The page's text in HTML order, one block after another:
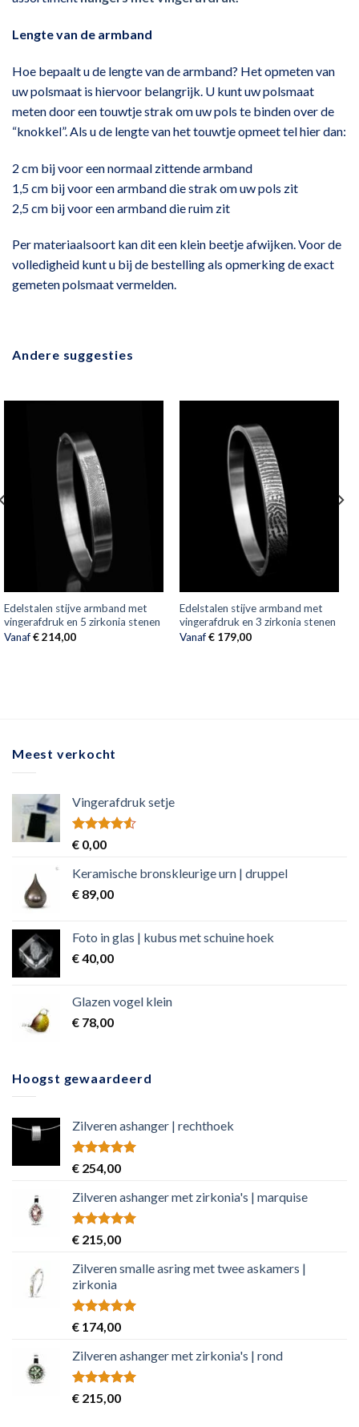
Lengte van de armband
Hoe bepaalt u de lengte van de armband? Het opmeten van
uw polsmaat is hiervoor belangrijk. U kunt uw polsmaat
meten door een touwtje strak om uw pols te binden over de
“knokkel”. Als u de lengte van het touwtje opmeet tel hier dan:
2 cm bij voor een normaal zittende armband
1,5 cm bij voor een armband die strak om uw pols zit
2,5 cm bij voor een armband die ruim zit
Per materiaalsoort kan dit een klein beetje afwijken. Voor de
volledigheid kunt u bij de bestelling als opmerking de exact
gemeten polsmaat vermelden.
Andere suggesties
Edelstalen stijve armband met
vingerafdruk en 5 zirkonia stenen
Vanaf€214,00
Edelstalen stijve armband met
vingerafdruk en 3 zirkonia stenen
Vanaf€179,00
Meest verkocht
Vingerafdruk setje
Rated
4.50
of 5
€ 0,00
Keramische bronskleurige urn | druppel
€ 89,00
Foto in glas | kubus met schuine hoek
€40,00
Glazen vogel klein
€ 78,00
Hoogst gewaardeerd
Zilveren ashanger | rechthoek
Rated5.00
out of 5
€ 254,00
Zilveren ashanger met zirkonia's | marquise
Rated5.00
out of 5
€ 215,00
Zilveren smalle asring met twee askamers |
zirkonia
Rated5.00
out of 5
€ 174,00
Zilveren ashanger met zirkonia's | rond
Rated5.00
out of 5
€ 215,00